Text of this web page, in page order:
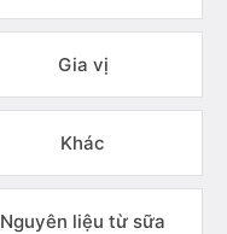
Gia vị
Khác
Nguyên liệu từ sữa